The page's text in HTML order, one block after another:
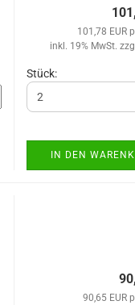
101,78 EUR
inkl. 19% MwSt.
Stück:
IN DEN
90,65 EUR